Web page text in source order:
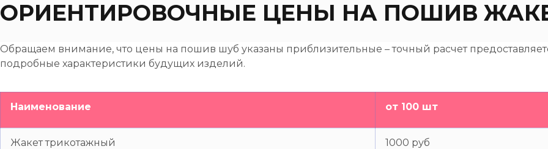
ОРИЕНТИРОВОЧНЫЕ ЦЕНЫ НА ПОШИВ
Обращаем внимание, что цены на пошив шуб указаны приблизительные – точный расчет
подробные характеристики будущих изделий.
Наименование от 100 шт
Жакет трикотажный 1000 руб